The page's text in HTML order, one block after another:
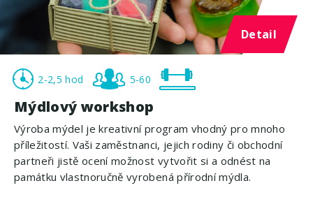
Detail
2-2,5 hod 5-60
Mýdlový workshop
Výroba mýdel je kreativní program vhodný pro mnoho
příležitostí. Vaši zaměstnanci, jejich rodiny či obchodní
partneři jistě ocení možnost vytvořit si a odnést na
památku vlastnoručně vyrobená přírodní mýdla.